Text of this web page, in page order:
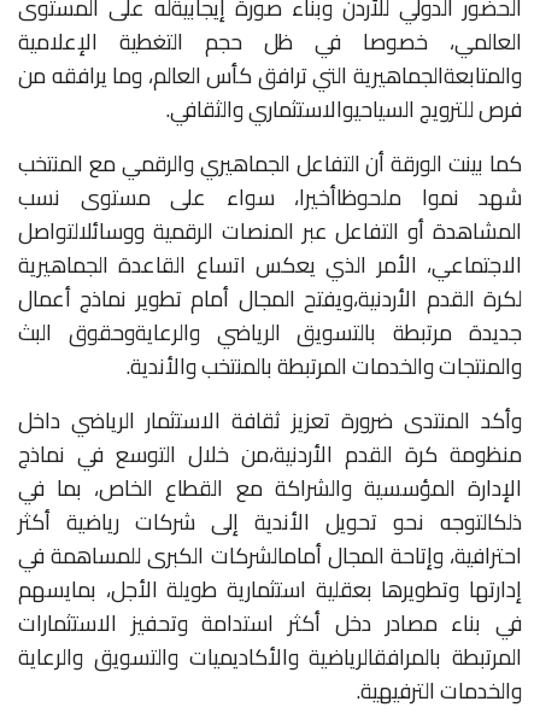
الحضور الدولي للأردن وبناء صورة إيجابيةله على المستوى
العالمي، خصوصا في ظل حجم التغطية الإعلامية
والمتابعةالجماهيريةالتيترافقكأسالعالم،ومايرافقهمن
فرصللترويجالسياحيوالاستثماريوالثقافي.
كما بينتالورقةأنالتفاعلالجماهيريوالرقميمعالمنتخب
شهد نموا ملحوظاأخيرا، سواء على مستوى نسب
المشاهدة أو التفاعل عبر المنصات الرقمية ووسائلالتواصل
الاجتماعي، الأمر الذي يعكس اتساع القاعدة الجماهيرية
لكرة القدم الأردنية،ويفتح المجال أمام تطوير نماذج أعمال
جديدة مرتبطة بالتسويق الرياضي والرعايةوحقوق البث
والمنتجاتوالخدماتالمرتبطةبالمنتخبوالأندية.
وأكد المنتدى ضرورة تعزيز ثقافة الاستثمار الرياضي داخل
منظومة كرة القدم الأردنية،من خلال التوسع في نماذج
الإدارة المؤسسية والشراكة مع القطاع الخاص، بما في
ذلكالتوجه نحو تحويل الأندية إلى شركات رياضية أكثر
احترافية،وإتاحةالمجالأمامالشركات الكبرىللمساهمةفي
إدارتها وتطويرها بعقلية استثمارية طويلة الأجل، بمايسهم
في بناء مصادر دخل أكثر استدامة وتحفيز الاستثمارات
المرتبطة بالمرافقالرياضية والأكاديميات والتسويق والرعاية
والخدماتالترفيهية.